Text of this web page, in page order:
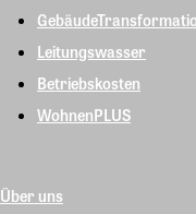
Leitungswasser
Betriebskosten
WohnenPLUS
Über uns